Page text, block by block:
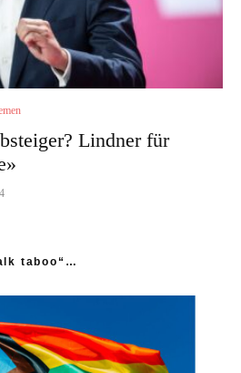
Lindner für
taboo“…